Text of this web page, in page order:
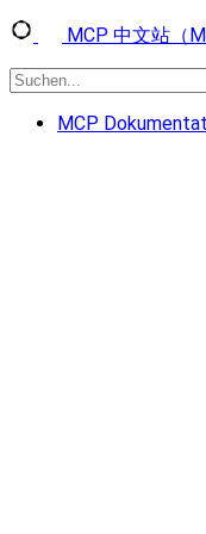
MCP 中文站（
MCP